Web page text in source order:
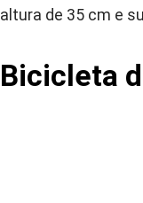
altura de 35 cm e
Bicicleta